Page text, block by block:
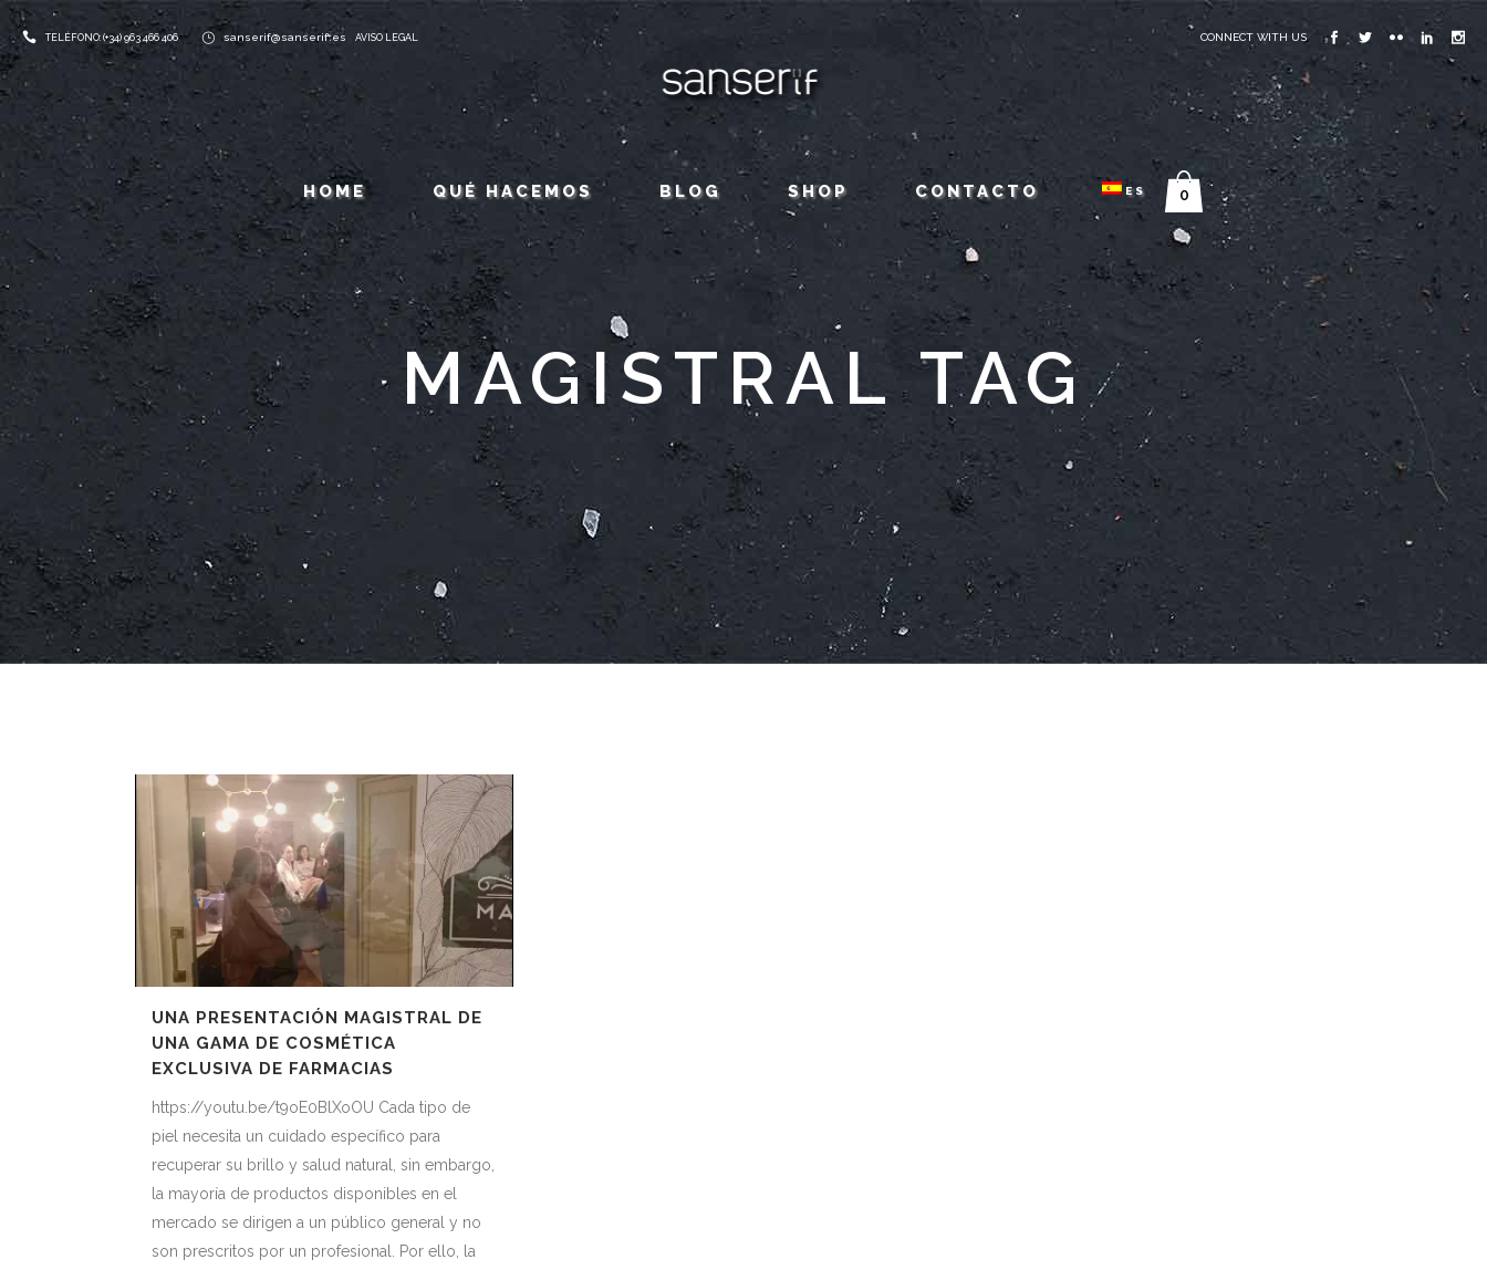
TELÉFONO: (+34) 963 466 406 sanserif@sanserif.es AVISO LEGAL CONNECT WITH US
HOME QUÉ HACEMOS BLOG SHOP CONTACTO ES 0
MAGISTRAL TAG
UNA PRESENTACIÓN MAGISTRAL DE
UNA GAMA DE COSMÉTICA
EXCLUSIVA DE FARMACIAS
https://youtu.be/t9oE0BlXoOU Cada tipo de
piel necesita un cuidado específico para
recuperar su brillo y salud natural, sin embargo,
la mayoría de productos disponibles en el
mercado se dirigen a un público general y no
son prescritos por un profesional. Por ello, la